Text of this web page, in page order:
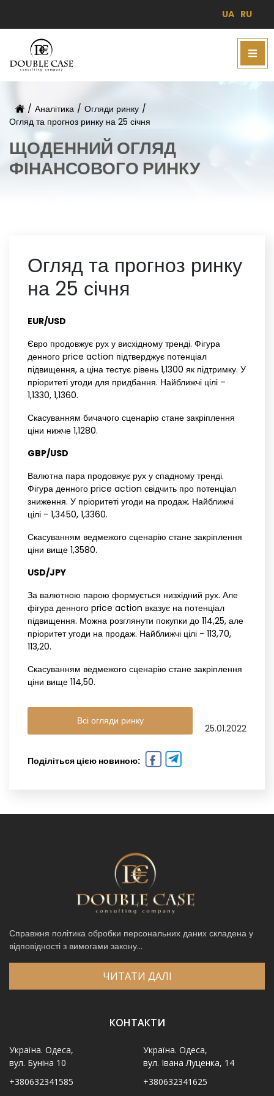
UA RU
/ Аналітика / Огляди ринку /
Огляд та прогноз ринку на 25 січня
ЩОДЕННИЙ ОГЛЯД
ФІНАНСОВОГО РИНКУ
Огляд та прогноз ринку
на 25 січня
EUR/USD‌ ‌
Євро продовжує рух у висхідному тренді. Фігура
денного price action підтверджує потенціал
підвищення, а ціна тестує рівень 1,1300 як підтримку. У
пріоритеті угоди для придбання. Найближчі цілі –
1,1330, 1,1360.
Скасуванням бичачого сценарію стане закріплення
ціни нижче 1,1280.
GBP/USD‌ ‌
Валютна пара продовжує рух у спадному тренді.
Фігура денного price action свідчить про потенціал
зниження. У пріоритеті угоди на продаж. Найближчі
цілі - 1,3450, 1,3360.
Скасуванням ведмежого сценарію стане закріплення
ціни вище 1,3580.
USD/JPY‌ ‌
За валютною парою формується низхідний рух. Але
фігура денного price action вказує на потенціал
підвищення. Можна розглянути покупки до 114,25, але
пріоритет угоди на продаж. Найближчі цілі - 113,70,
113,20.
Скасуванням ведмежого сценарію стане закріплення
ціни вище 114,50.
Всі огляди ринку
25.01.2022
Поділіться цією новиною:
Справжня політика обробки персональних даних складена у
відповідності з вимогами закону...
ЧИТАТИ ДАЛІ
КОНТАКТИ
Україна. Одеса,
вул. Буніна 10
+380632341585
Україна. Одеса,
вул. Івана Луценка, 14
+380632341625